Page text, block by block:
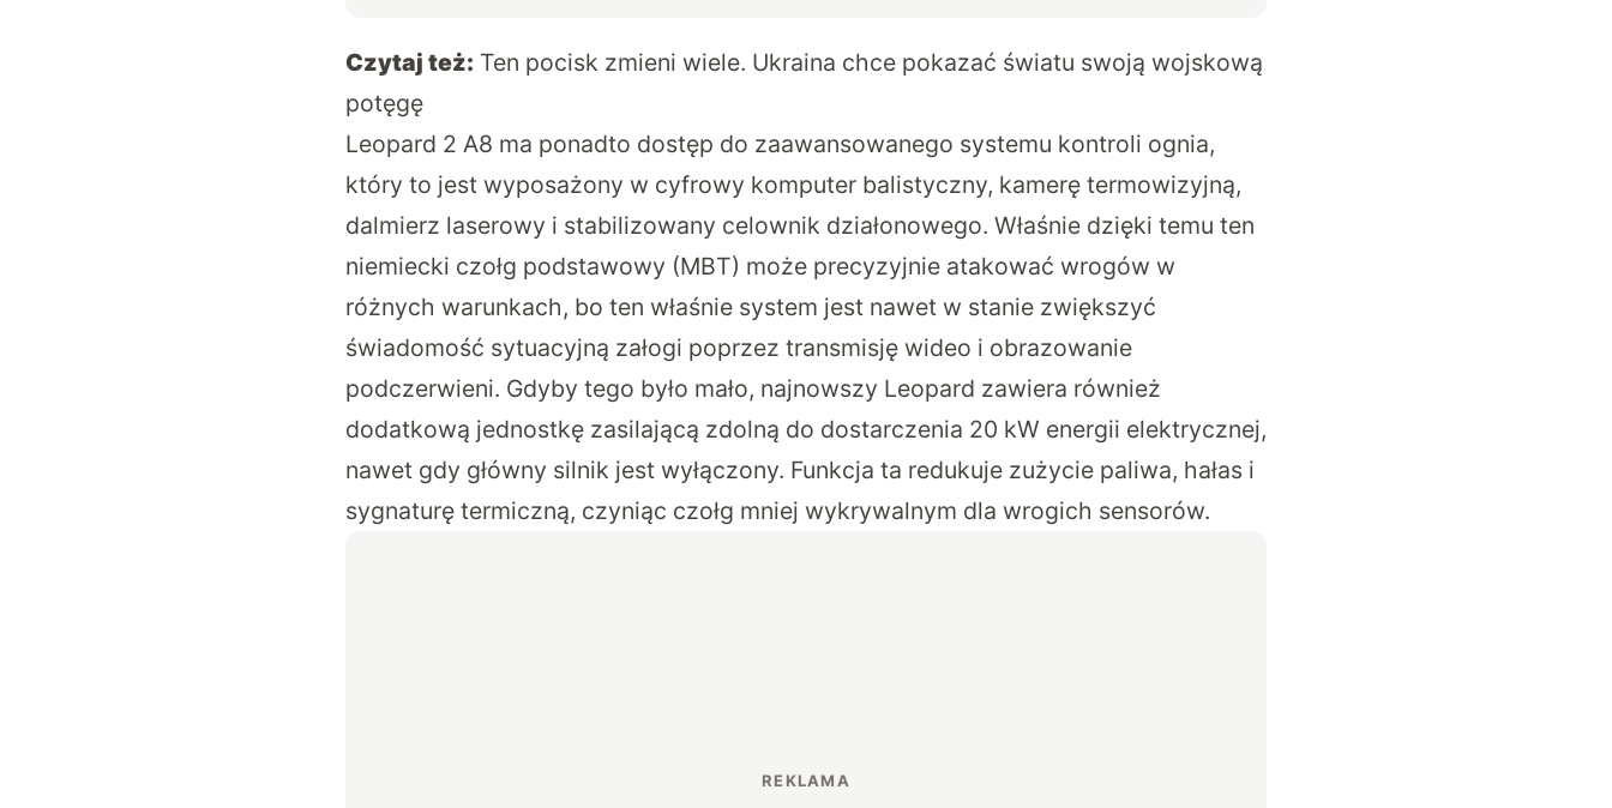
Czytaj też: Ten pocisk zmieni wiele. Ukraina chce pokazać światu swoją wojskową
potęgę
Leopard 2 A8 ma ponadto dostęp do zaawansowanego systemu kontroli ognia,
który to jest wyposażony w cyfrowy komputer balistyczny, kamerę termowizyjną,
dalmierz laserowy i stabilizowany celownik działonowego. Właśnie dzięki temu ten
niemiecki czołg podstawowy (MBT) może precyzyjnie atakować wrogów w
różnych warunkach, bo ten właśnie system jest nawet w stanie zwiększyć
świadomość sytuacyjną załogi poprzez transmisję wideo i obrazowanie
podczerwieni. Gdyby tego było mało, najnowszy Leopard zawiera również
dodatkową jednostkę zasilającą zdolną do dostarczenia 20 kW energii elektrycznej,
nawet gdy główny silnik jest wyłączony. Funkcja ta redukuje zużycie paliwa, hałas i
sygnaturę termiczną, czyniąc czołg mniej wykrywalnym dla wrogich sensorów.